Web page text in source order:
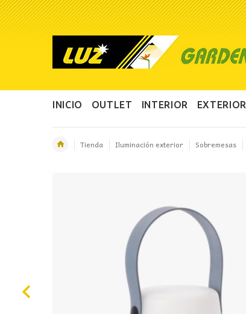
INICIO OUTLET INTERIOR EXTERIOR
Tienda Iluminación exterior Sobremesas